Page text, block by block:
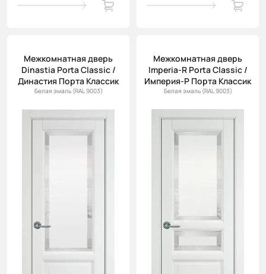
Межкомнатная дверь
Dinastia Porta Classic /
Династия Порта Классик
Белая эмаль (RAL 9003)
Межкомнатная дверь
Imperia-R Porta Classic /
Империя-Р Порта Классик
Белая эмаль (RAL 9003)